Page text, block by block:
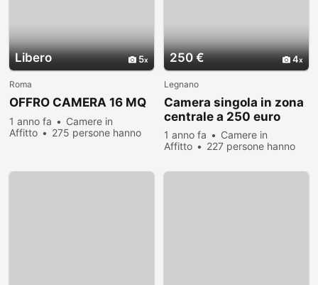
Libero 5
Roma
OFFRO CAMERA 16 MQ
1 anno fa
Camere in
Affitto
275 persone hanno
250 € 4
Legnano
Camera singola in zona
centrale a 250 euro
1 anno fa
Camere in
Affitto
227 persone hanno